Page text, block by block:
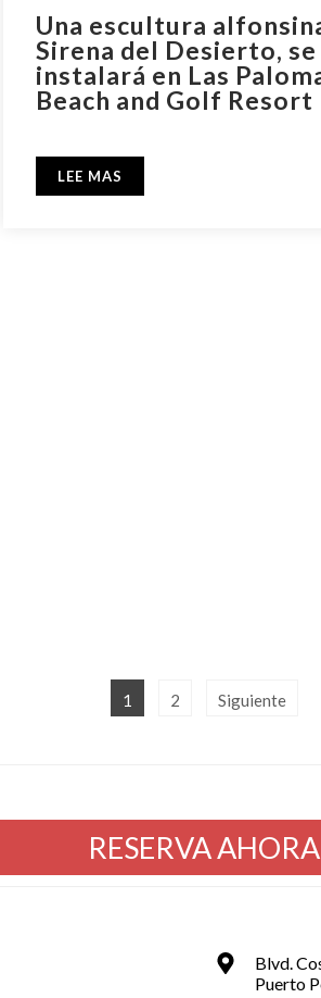
Una escultura
Sirena del Desierto, se
instalará en Las
Beach and Golf Resort
LEE MAS
1 2 Siguiente
RESERVA AHORA
Blvd.
Puerto